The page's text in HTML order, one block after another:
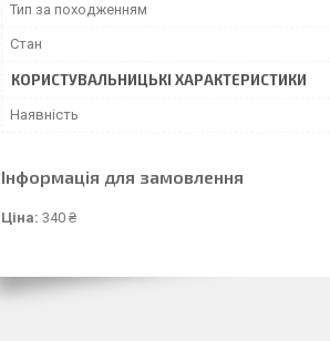
Тип за походженням
Стан
КОРИСТУВАЛЬНИЦЬКІ ХАРАКТЕРИСТИКИ
Наявність
Інформація для замовлення
Ціна: 340 ₴